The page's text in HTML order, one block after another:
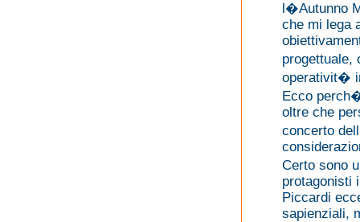
l�Autunno
che mi lega
operativit�
Ecco
oltre che
concerto
Certo sono
protagonisti
Piccardi
sapienziali,